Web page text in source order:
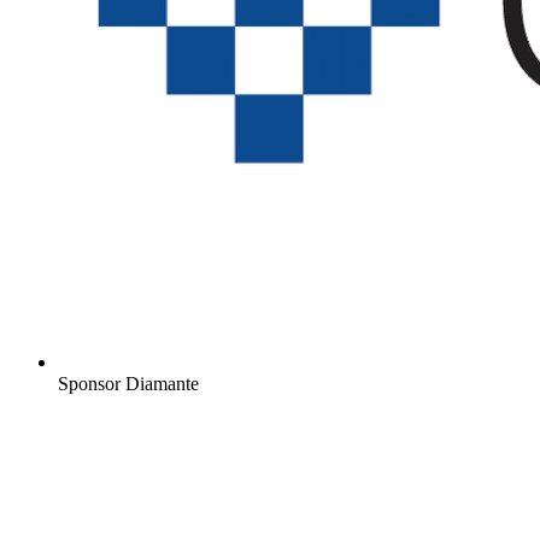
Sponsor Diamante